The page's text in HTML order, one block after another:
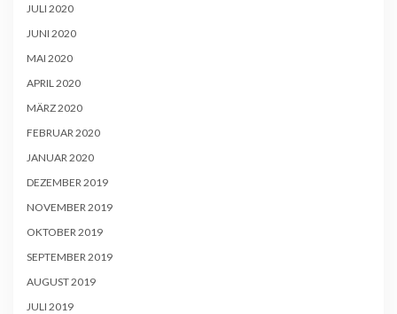
JULI 2020
JUNI 2020
MAI 2020
APRIL 2020
MÄRZ 2020
FEBRUAR 2020
JANUAR 2020
DEZEMBER 2019
NOVEMBER 2019
OKTOBER 2019
SEPTEMBER 2019
AUGUST 2019
JULI 2019